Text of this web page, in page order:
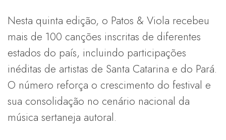
Nesta quinta edição, o Patos & Viola recebeu
mais de 100 canções inscritas de diferentes
estados do país, incluindo participações
inéditas de artistas de Santa Catarina e do Pará.
O número reforça o crescimento do festival e
sua consolidação no cenário nacional da
música sertaneja autoral.